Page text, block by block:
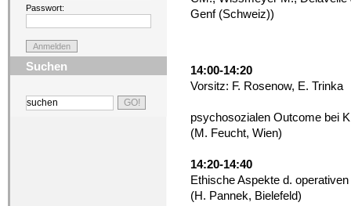
Passwort:
Suchen
Genf (Schweiz))
14:00-14:20
Vorsitz: F. Rosenow, E. Trinka
psychosozialen Outcome bei
(M. Feucht, Wien)
14:20-14:40
Ethische Aspekte d.
(H. Pannek, Bielefeld)